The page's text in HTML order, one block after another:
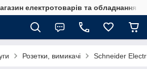
електротоварів та обладнання
Розетки, вимикачі Schneider